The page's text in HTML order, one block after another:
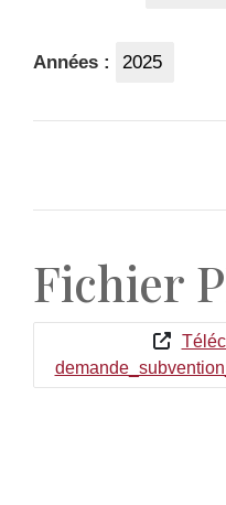
Années : 2025
Fichier